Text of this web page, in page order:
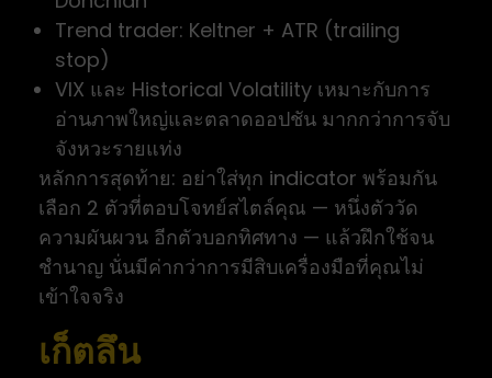
Trend trader: Keltner + ATR (trailing
stop)
VIX และ Historical Volatility เหมาะกับการ
อ่านภาพใหญ่และตลาดออปชัน มากกว่าการจับ
จังหวะรายแท่ง
หลักการสุดท้าย: อย่าใส่ทุก indicator พร้อมกัน
เลือก 2 ตัวที่ตอบโจทย์สไตล์คุณ — หนึ่งตัววัด
ความผันผวน อีกตัวบอกทิศทาง — แล้วฝึกใช้จน
ชำนาญ นั่นมีค่ากว่าการมีสิบเครื่องมือที่คุณไม่
เข้าใจจริง
เก็ตลึน